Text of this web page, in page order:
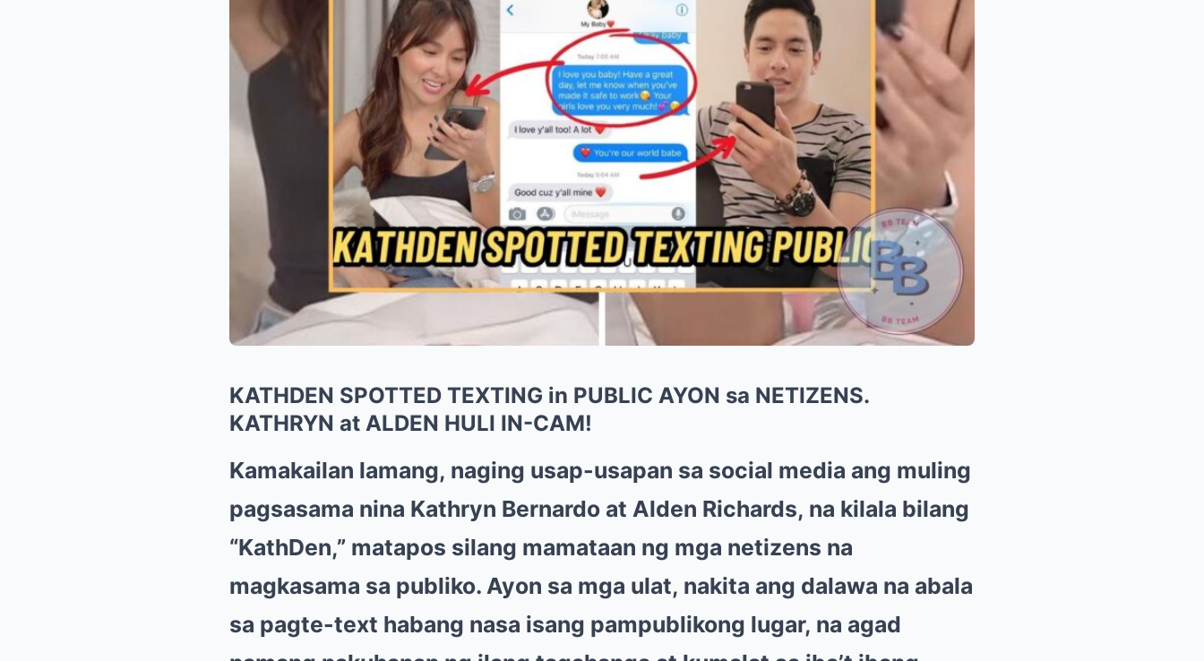
KATHDEN SPOTTED TEXTING in PUBLIC AYON sa NETIZENS.
KATHRYN at ALDEN HULI IN-CAM!
Kamakailan lamang, naging usap-usapan sa social media ang muling
pagsasama nina Kathryn Bernardo at Alden Richards, na kilala bilang
“KathDen,” matapos silang mamataan ng mga netizens na
magkasama sa publiko. Ayon sa mga ulat, nakita ang dalawa na abala
sa pagte-text habang nasa isang pampublikong lugar, na agad